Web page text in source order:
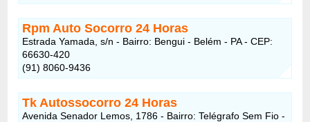
Rpm Auto Socorro24 Horas
Estrada Yamada, s/n - Bairro: Bengui - Belém - PA - CEP:
66630-420
(91) 8060-9436
Tk Autossocorro24 Horas
Avenida Senador Lemos, 1786 - Bairro: Telégrafo Sem Fio -